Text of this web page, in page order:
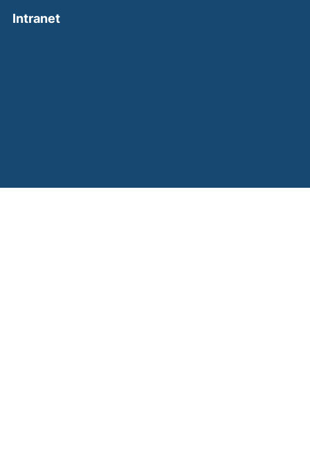
Intranet(external link, opens in a new window)